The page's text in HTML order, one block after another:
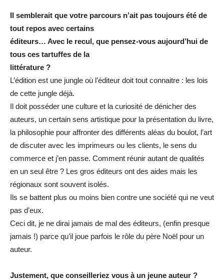
Il semblerait que votre parcours n’ait pas toujours été de
tout repos avec certains
éditeurs… Avec le recul, que pensez-vous aujourd’hui de
tous ces tartuffes de la
littérature ?
L’édition est une jungle où l’éditeur doit tout connaitre : les lois
de cette jungle déjà.
Il doit posséder une culture et la curiosité de dénicher des
auteurs, un certain sens artistique pour la présentation du livre,
la philosophie pour affronter des différents aléas du boulot, l’art
de discuter avec les imprimeurs ou les clients, le sens du
commerce et j’en passe. Comment réunir autant de qualités
en un seul être ? Les gros éditeurs ont des aides mais les
régionaux sont souvent isolés.
Ils se battent plus ou moins bien contre une société qui ne veut
pas d’eux.
Ceci dit, je ne dirai jamais de mal des éditeurs, (enfin presque
jamais !) parce qu’il joue parfois le rôle du père Noël pour un
auteur.
Justement, que conseilleriez vous à un jeune auteur ?